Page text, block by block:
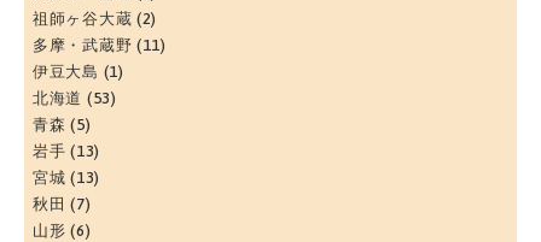
祖師ヶ谷大蔵 (2)
多摩・武蔵野 (11)
伊豆大島 (1)
北海道 (53)
青森 (5)
岩手 (13)
宮城 (13)
秋田 (7)
山形 (6)